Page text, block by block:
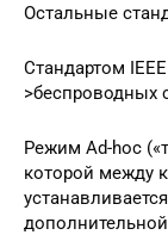
Остальные
Стандартом
>беспроводных
Режим Ad-hoc
которой между